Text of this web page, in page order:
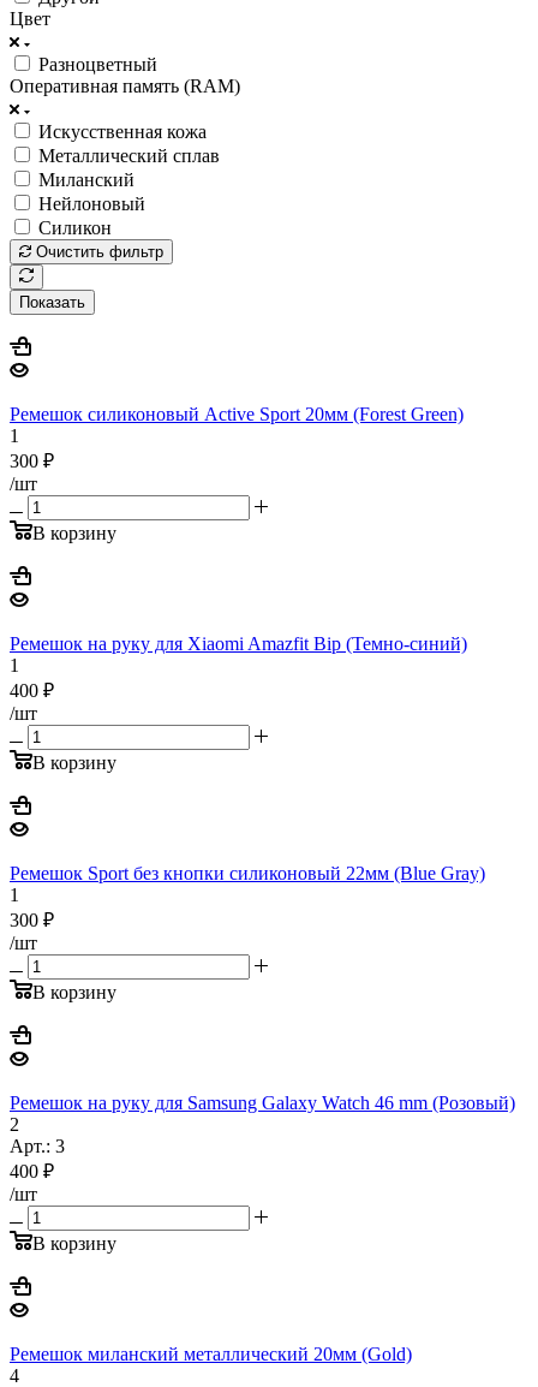
Цвет
Разноцветный
Оперативная память (RAM)
Искусственная кожа
Металлический сплав
Миланский
Нейлоновый
Силикон
Очистить фильтр
Показать
Ремешок силиконовый Active Sport 20мм (Forest Green)
1
300 ₽
/шт
В корзину
Ремешок на руку для Xiaomi Amazfit Bip (Темно-синий)
1
400 ₽
/шт
В корзину
Ремешок Sport без кнопки силиконовый 22мм (Blue Gray)
1
300 ₽
/шт
В корзину
Ремешок на руку для Samsung Galaxy Watch 46 mm (Розовый)
2
Арт.: 3
400 ₽
/шт
В корзину
Ремешок миланский металлический 20мм (Gold)
4